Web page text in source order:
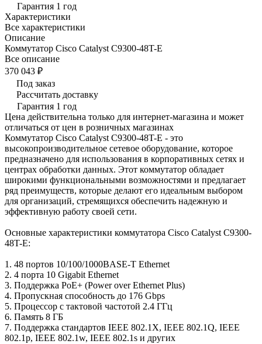
Гарантия 1 год
Характеристики
Все характеристики
Описание
Коммутатор Cisco Catalyst C9300-48T-E
Все описание
370 043 ₽
Под заказ
Рассчитать доставку
Гарантия 1 год
Цена действительна только для интернет-магазина и может
отличаться от цен в розничных магазинах
Коммутатор Cisco Catalyst C9300-48T-E - это
высокопроизводительное сетевое оборудование, которое
предназначено для использования в корпоративных сетях и
центрах обработки данных. Этот коммутатор обладает
широкими функциональными возможностями и предлагает
ряд преимуществ, которые делают его идеальным выбором
для организаций, стремящихся обеспечить надежную и
эффективную работу своей сети.
Основные характеристики коммутатора Cisco Catalyst C9300-
48T-E:
1. 48 портов 10/100/1000BASE-T Ethernet
2. 4 порта 10 Gigabit Ethernet
3. Поддержка PoE+ (Power over Ethernet Plus)
4. Пропускная способность до 176 Gbps
5. Процессор с тактовой частотой 2.4 ГГц
6. Память 8 ГБ
7. Поддержка стандартов IEEE 802.1X, IEEE 802.1Q, IEEE
802.1p, IEEE 802.1w, IEEE 802.1s и других